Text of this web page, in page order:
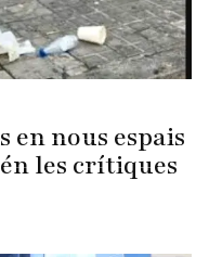
en nous espais
les crítiques